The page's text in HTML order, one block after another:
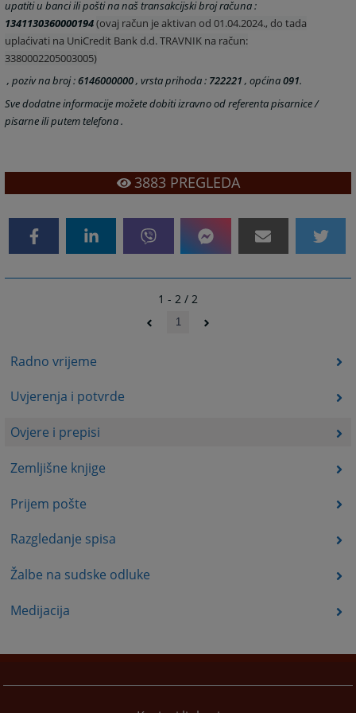
Radno vrijeme
Uvjerenja i potvrde
Ovjere i prepisi
Zemljišne knjige
Prijem pošte
Razgledanje spisa
Žalbe na sudske odluke
Medijacija
upatiti u banci ili pošti na naš transakcijski broj računa :
1341130360000194(ovaj račun je aktivan od 01.04.2024., do tada
uplaćivati na UniCredit Bank d.d. TRAVNIK na račun:
3380002205003005)
, poziv na broj :6146000000, vrsta prihoda : 722221 , općina091.
Sve dodatne informacijemožetedobiti izravno od referenta pisarnice /
pisarne ili putem telefona .
3883PREGLEDA
1 - 2 / 2
1